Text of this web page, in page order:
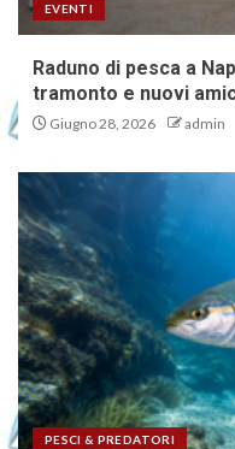
EVENTI
Raduno di pesca a
tramonto e nuovi
Giugno 28, 2026 admin
PESCI & PREDATORI